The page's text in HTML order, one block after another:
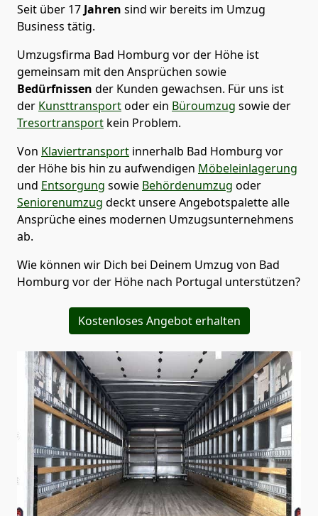
Seit über 17 Jahren sind wir bereits im Umzug
Business tätig.
Umzugsfirma Bad Homburg vor der Höhe ist
gemeinsam mit den Ansprüchen sowie
Bedürfnissen der Kunden gewachsen. Für uns ist
der Kunsttransportoder ein Büroumzug sowie der
Tresortransport kein Problem.
Von Klaviertransport innerhalb Bad Homburg vor
der Höhe bis hin zu aufwendigen Möbeleinlagerung
und Entsorgung sowie Behördenumzug oder
Seniorenumzug deckt unsere Angebotspalette alle
Ansprüche eines modernen Umzugsunternehmens
ab.
Wie können wir Dich bei Deinem Umzug von Bad
Homburg vor der Höhe nach Portugal unterstützen?
Kostenloses Angebot erhalten